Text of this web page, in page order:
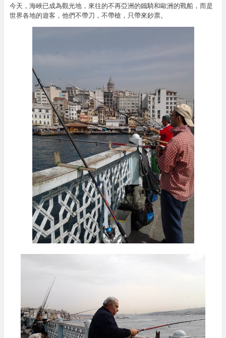
今天，海峽已成為觀光地，來往的不再亞洲的鐵騎和歐洲的戰船，而是
世界各地的遊客，他們不帶刀，不帶槍，只帶來鈔票。